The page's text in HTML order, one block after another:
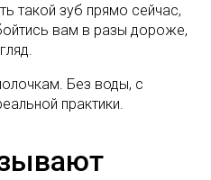
такой зуб прямо сейчас,
вам в разы дороже,
Без воды, с
практики.